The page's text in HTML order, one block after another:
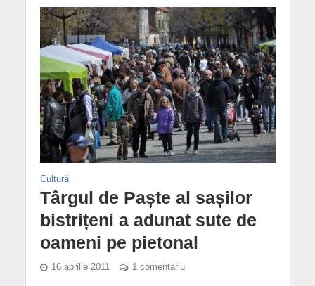
Cultură
Târgul de Paște al sașilor
bistrițeni a adunat sute de
oameni pe pietonal
16 aprilie 2011 1 comentariu